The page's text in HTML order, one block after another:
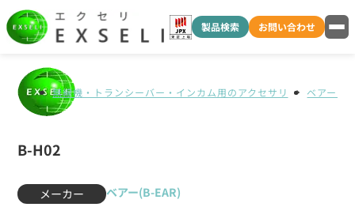
製品検索 お問い合わせ
無線機・トランシーバー・インカム用のアクセサリ ベアー(B-
B-H02
メーカー
ベアー(B-EAR)